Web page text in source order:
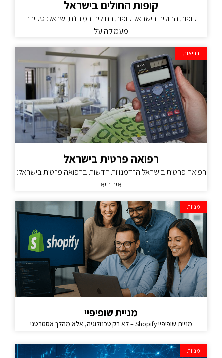
קופות החולים בישראל
קופות החולים בישראל קופות החולים במדינת ישראל: סקירה
מעמיקה על
בריאות
רפואה פרטית בישראל
רפואה פרטית בישראל הזדמנויות חדשות ברפואה פרטית בישראל:
איך היא
מניות
מניית שופיפיי
מניית שופיפיי Shopify – לא רק טכנולוגיה, אלא מהלך אסטרטגי
מניות